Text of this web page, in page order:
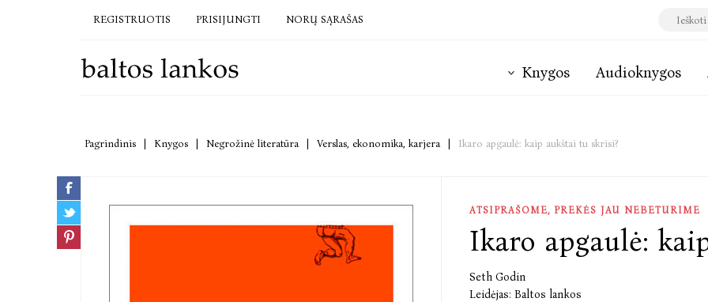
REGISTRUOTIS PRISIJUNGTI NORŲ SĄRAŠAS
Knygos Audioknygos
Pagrindinis Knygos Negrožinė literatūra Verslas, ekonomika, karjera Ikaro apgaulė: kaip aukštai tu skrisi?
ATSIPRAŠOME, PREKĖS JAU NEBETURIME
Ikaro apgaulė:
Seth Godin
Leidėjas: Baltos lankos